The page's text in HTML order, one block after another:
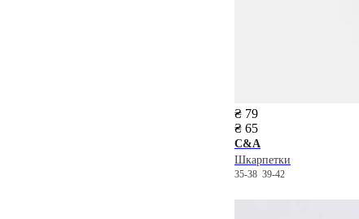
₴ 79
₴ 65
C&A
Шкарпетки
35-38 39-42